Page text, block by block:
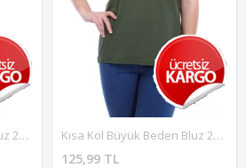
Kısa Kol Büyük Beden Bluz 2D-1787 Kısa Kol Büyük Beden Bluz 20E-1784
125,99 TL